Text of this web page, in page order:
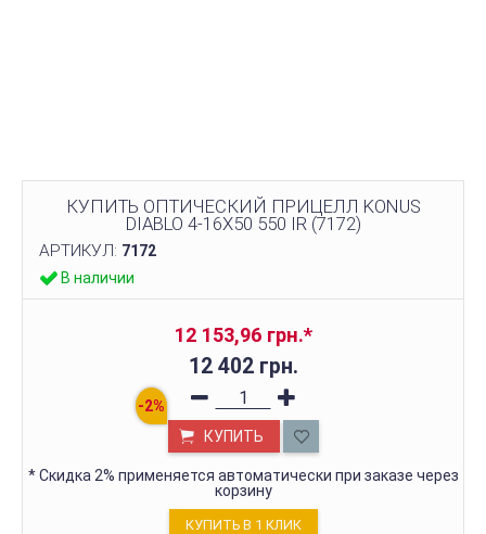
КУПИТЬ ОПТИЧЕСКИЙ ПРИЦЕЛЛ KONUS
DIABLO 4-16X50 550 IR (7172)
АРТИКУЛ: 7172
В наличии
12 153,96 грн.*
12 402 грн.
КУПИТЬ
*Скидка 2% применяется автоматически при заказе через
корзину
КУПИТЬ В 1 КЛИК